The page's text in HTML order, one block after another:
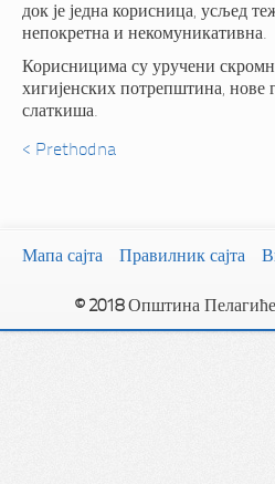
док је једна корисница, усљед
непокретна и некомуникативна.
Корисницима су уручени
хигијенских потрепштина, нове
слаткиша.
< Prethodna
Мапа сајта Правилник сајта
© 2018Општина